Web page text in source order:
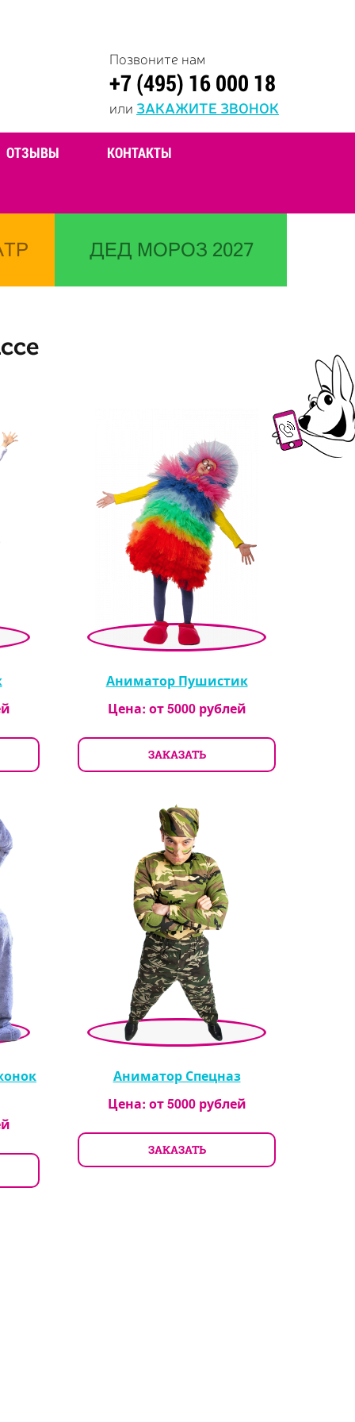
Позвоните нам
+7 (495) 16 000 18
или ЗАКАЖИТЕ ЗВОНОК
ОТЗЫВЫ КОНТАКТЫ
ДЕД МОРОЗ 2027
Аниматор Пушистик
Цена: от5000рублей
ЗАКАЗАТЬ
Аниматор Спецназ
Цена: от5000рублей
ЗАКАЗАТЬ